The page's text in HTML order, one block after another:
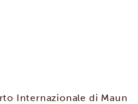
Internazionale di Maun